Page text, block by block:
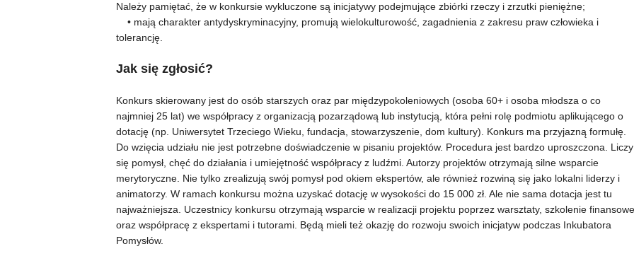
Należy pamiętać, że w konkursie wykluczone są inicjatywy podejmujące zbiórki rzeczy i zrzutki pieniężne;
• mają charakter antydyskryminacyjny, promują wielokulturowość, zagadnienia z zakresu praw człowieka i
tolerancję.
Jak się zgłosić?
Konkurs skierowany jest do osób starszych oraz par międzypokoleniowych (osoba 60+ i osoba młodsza o co
najmniej 25 lat) we współpracy z organizacją pozarządową lub instytucją, która pełni rolę podmiotu aplikującego o
dotację (np. Uniwersytet Trzeciego Wieku, fundacja, stowarzyszenie, dom kultury). Konkurs ma przyjazną formułę.
Do wzięcia udziału nie jest potrzebne doświadczenie w pisaniu projektów. Procedura jest bardzo uproszczona. Liczy
się pomysł, chęć do działania i umiejętność współpracy z ludźmi. Autorzy projektów otrzymają silne wsparcie
merytoryczne. Nie tylko zrealizują swój pomysł pod okiem ekspertów, ale również rozwiną się jako lokalni liderzy i
animatorzy. W ramach konkursu można uzyskać dotację w wysokości do 15 000 zł. Ale nie sama dotacja jest tu
najważniejsza. Uczestnicy konkursu otrzymają wsparcie w realizacji projektu poprzez warsztaty, szkolenie finansowe
oraz współpracę z ekspertami i tutorami. Będą mieli też okazję do rozwoju swoich inicjatyw podczas Inkubatora
Pomysłów.